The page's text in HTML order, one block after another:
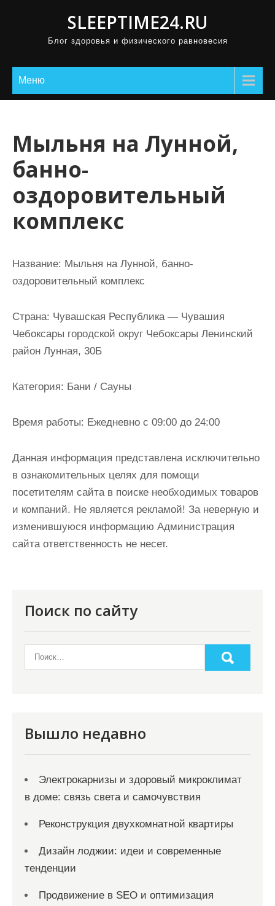
SLEEPTIME24.RU
Блог здоровья и физического равновесия
Меню
Мыльня на Лунной,
банно-
оздоровительный
комплекс
Название: Мыльня на Лунной, банно-
оздоровительный комплекс
Страна: Чувашская Республика — Чувашия
Чебоксары городской округ Чебоксары Ленинский
район Лунная, 30Б
Категория: Бани / Сауны
Время работы: Ежедневно с 09:00 до 24:00
Данная информация представлена исключительно
в ознакомительных целях для помощи
посетителям сайта в поиске необходимых товаров
и компаний. Не является рекламой! За неверную и
изменившуюся информацию Администрация
сайта ответственность не несет.
Поиск по сайту
Вышло недавно
Электрокарнизы и здоровый микроклимат
в доме: связь света и самочувствия
Реконструкция двухкомнатной квартиры
Дизайн лоджии: идеи и современные
тенденции
Продвижение в SEO и оптимизация